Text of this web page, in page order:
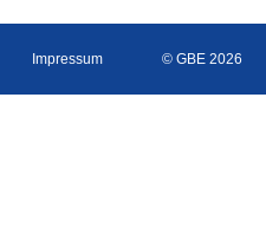
Impressum © GBE 2026